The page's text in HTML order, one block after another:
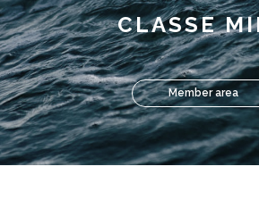
CLASSE
Member area